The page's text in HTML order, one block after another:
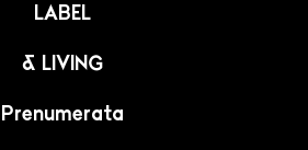
LABEL
& LIVING
Prenumerata